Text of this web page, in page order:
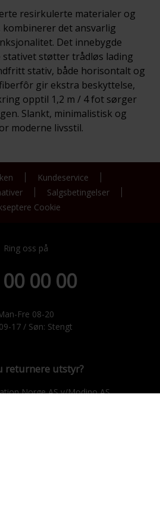
resirkulerte materialer og
det ansvarlig
Det innebygde
stativet støtter trådløs lading
stativ, både horisontalt og
gir ekstra beskyttelse,
opptil 1,2 m / 4 fot sørger
Slankt, minimalistisk og
moderne livsstil.
Kundeservice
Salgsbetingelser
Cookie
Ring oss på
00 00
Fre 08-20
17 / Søn: Stengt
returnere utstyr?
Norge AS v/Modino AS